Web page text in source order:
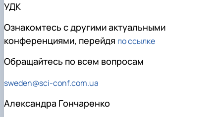
УДК
Ознакомтесь с другими актуальными
конференциями, перейдя по ссылке
Обращайтесь по всем вопросам
sweden@sci-conf.com.ua
Александра Гончаренко